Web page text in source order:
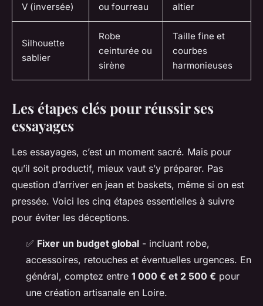
V (inversée)
ou fourreau
altier
Silhouette
sablier
Robe
ceinturée ou
sirène
Taille fine et
courbes
harmonieuses
Les étapes clés pour réussir ses
essayages
Les essayages, c’est un moment sacré. Mais pour
qu’il soit productif, mieux vaut s’y préparer. Pas
question d’arriver en jean et baskets, même si on est
pressée. Voici les cinq étapes essentielles à suivre
pour éviter les déceptions.
✅ Fixer un budget global - incluant robe,
accessoires, retouches et éventuelles urgences. En
général, comptez entre 1 000 € et 2 500 € pour
une création artisanale en Loire.